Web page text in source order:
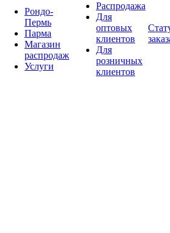
Рондо-
Пермь
Парма
Магазин
распродаж
Услуги
Распродажа
Для
оптовых
клиентов
Для
розничных
клиентов